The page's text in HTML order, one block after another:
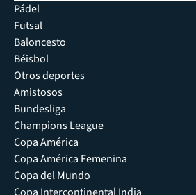
Pádel
Futsal
Baloncesto
Béisbol
Otros deportes
Amistosos
Bundesliga
Champions League
Copa América
Copa América Femenina
Copa del Mundo